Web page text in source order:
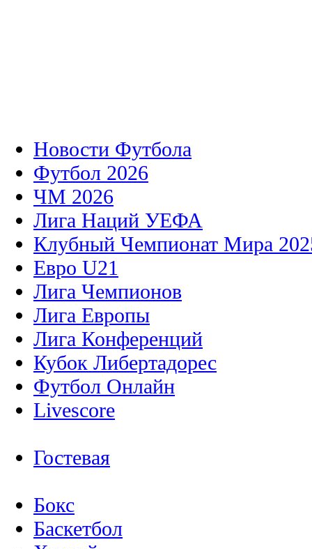
Новости Футбола
Футбол 2026
ЧМ 2026
Лига Наций УЕФА
Клубный Чемпионат Мира
Евро U21
Лига Чемпионов
Лига Европы
Лига Конференций
Кубок Либертадорес
Футбол Онлайн
Livescore
Гостевая
Бокс
Баскетбол